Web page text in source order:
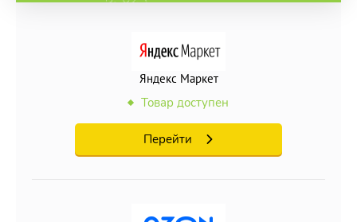
Яндекс Маркет
Товар доступен
Перейти